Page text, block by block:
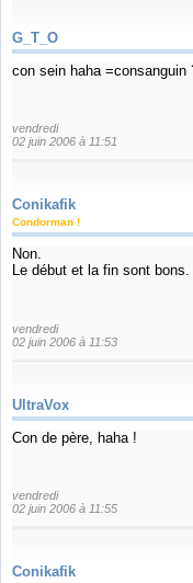
G_T_O
con sein haha =consanguin
vendredi
02 juin 2006 à 11:51
Conikafik
Condorman !
Non.
Le début et la fin sont
vendredi
02 juin 2006 à 11:53
UltraVox
Con de père, haha !
vendredi
02 juin 2006 à 11:55
Conikafik